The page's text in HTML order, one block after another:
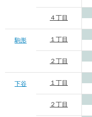
４丁目
駒形 １丁目
２丁目
下谷 １丁目
２丁目